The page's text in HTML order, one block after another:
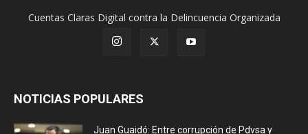
Cuentas Claras Digital contra la Delincuencia Organizada
NOTICIAS POPULARES
Juan Guaidó: Entre corrupción de Pdvsa y